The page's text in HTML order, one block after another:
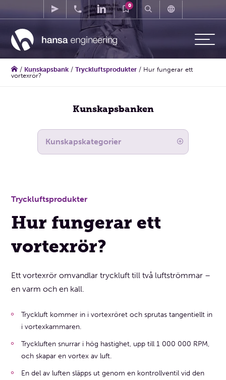
0
/ Kunskapsbank /Tryckluftsprodukter / Hur fungerar ett
vortexrör?
Kunskapsbanken
Tryckluftsprodukter
Hur fungerar ett
vortexrör?
Ett vortexrör omvandlar tryckluft till två luftströmmar –
en varm och en kall.
Tryckluft kommer in i vortexröret och sprutas tangentiellt in
i vortexkammaren.
Tryckluften snurrar i hög hastighet, upp till 1 000 000 RPM,
och skapar en vortex av luft.
En del av luften släpps ut genom en kontrollventil vid den